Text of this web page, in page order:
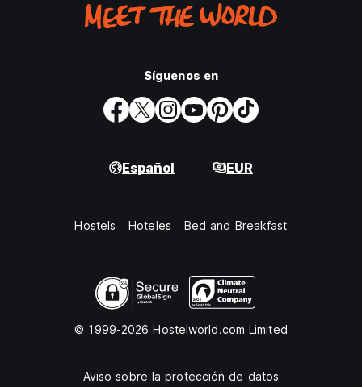
Síguenos en
Español EUR
Hostels Hoteles Bed and Breakfast
© 1999-2026 Hostelworld.com Limited
Aviso sobre la protección de datos